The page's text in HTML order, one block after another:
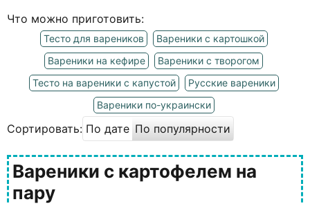
Что можно приготовить:
Тесто для вареников
Вареники с картошкой
Вареники на кефире
Вареники с творогом
Тесто на вареники с капустой
Русские вареники
Вареники по-украински
Сортировать: По дате По популярности
Вареники с картофелем на
пару